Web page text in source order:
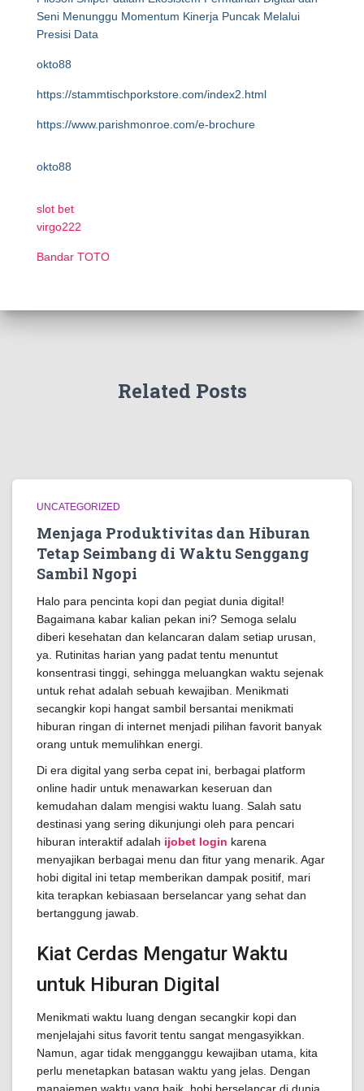
Seni Menunggu Momentum Kinerja Puncak Melalui
Presisi Data
okto88
https://stammtischporkstore.com/index2.html
https://www.parishmonroe.com/e-brochure
okto88
slot bet
virgo222
Bandar TOTO
Related Posts
UNCATEGORIZED
Menjaga Produktivitas dan Hiburan
Tetap Seimbang di Waktu Senggang
Sambil Ngopi
Halo para pencinta kopi dan pegiat dunia digital!
Bagaimana kabar kalian pekan ini? Semoga selalu
diberi kesehatan dan kelancaran dalam setiap urusan,
ya. Rutinitas harian yang padat tentu menuntut
konsentrasi tinggi, sehingga meluangkan waktu sejenak
untuk rehat adalah sebuah kewajiban. Menikmati
secangkir kopi hangat sambil bersantai menikmati
hiburan ringan di internet menjadi pilihan favorit banyak
orang untuk memulihkan energi.
Di era digital yang serba cepat ini, berbagai platform
online hadir untuk menawarkan keseruan dan
kemudahan dalam mengisi waktu luang. Salah satu
destinasi yang sering dikunjungi oleh para pencari
hiburan interaktif adalah ijobet login karena
menyajikan berbagai menu dan fitur yang menarik. Agar
hobi digital ini tetap memberikan dampak positif, mari
kita terapkan kebiasaan berselancar yang sehat dan
bertanggung jawab.
Kiat Cerdas Mengatur Waktu
untuk Hiburan Digital
Menikmati waktu luang dengan secangkir kopi dan
menjelajahi situs favorit tentu sangat mengasyikkan.
Namun, agar tidak mengganggu kewajiban utama, kita
perlu menetapkan batasan waktu yang jelas. Dengan